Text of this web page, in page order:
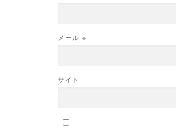
メール ※
サイト